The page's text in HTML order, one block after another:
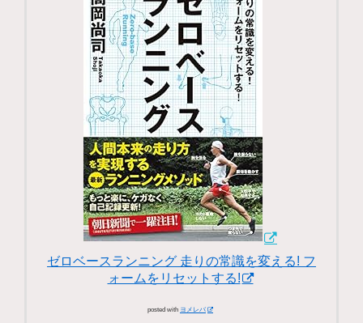
ゼロベースランニング 走りの常識を変える! フ
ォームをリセットする!
posted with ヨメレバ